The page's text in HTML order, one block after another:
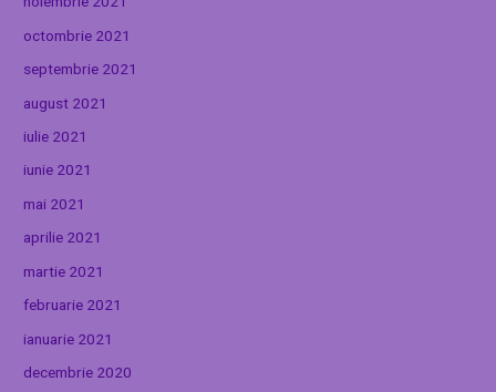
octombrie 2021
septembrie 2021
august 2021
iulie 2021
iunie 2021
mai 2021
aprilie 2021
martie 2021
februarie 2021
ianuarie 2021
decembrie 2020